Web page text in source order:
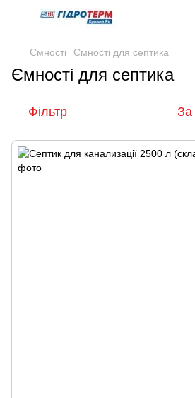
Ємності Ємності для септика
Ємності для септика
Фільтр За